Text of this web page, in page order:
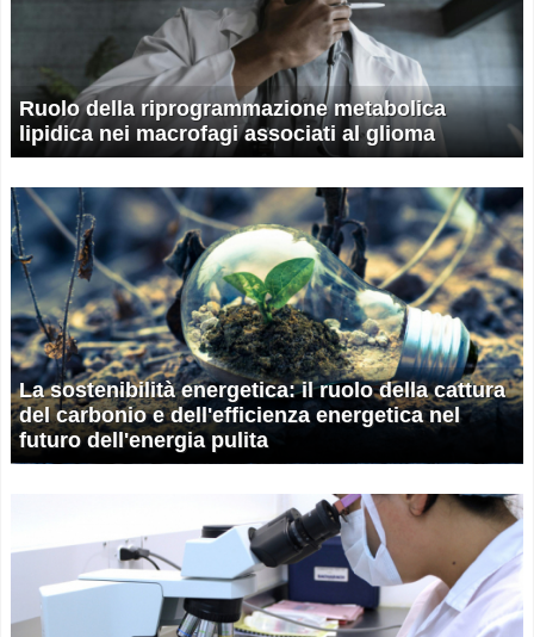
Ruolo della riprogrammazione metabolica
lipidica nei macrofagi associati al glioma
La sostenibilità energetica: il ruolo della cattura
del carbonio e dell'efficienza energetica nel
futuro dell'energia pulita